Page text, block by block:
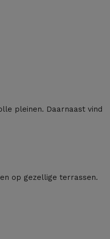
pleinen. Daarnaast vind
op gezellige terrassen.